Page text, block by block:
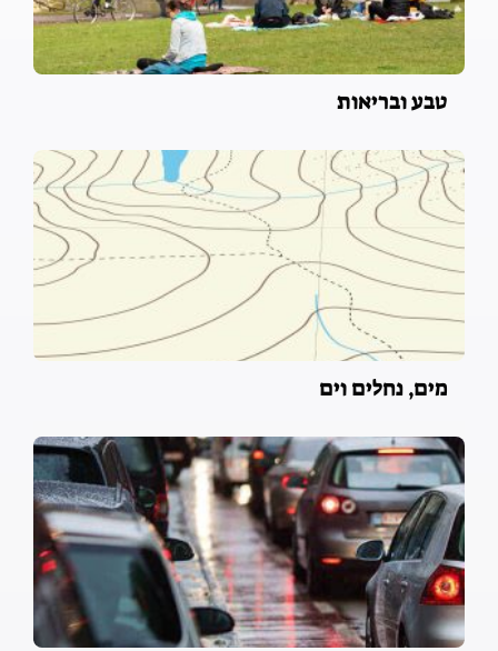
טבע ובריאות
מים, נחלים וים